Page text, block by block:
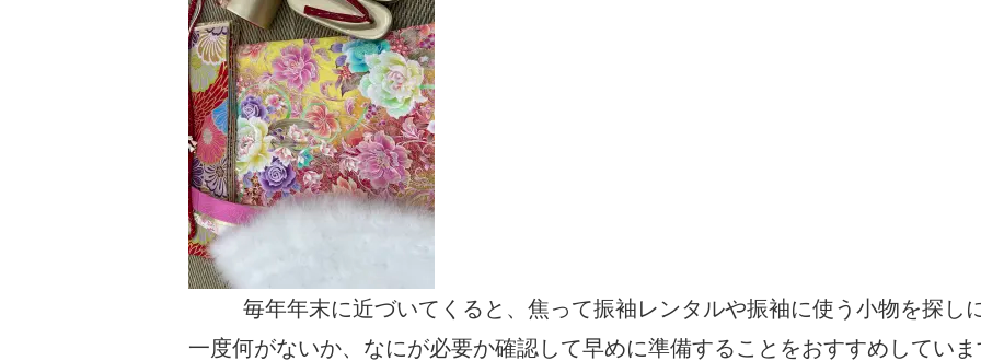
毎年年末に近づいてくると、焦って振袖レンタルや振袖に使う小物を探し
一度何がないか、なにが必要か確認して早めに準備することをおすすめしてい